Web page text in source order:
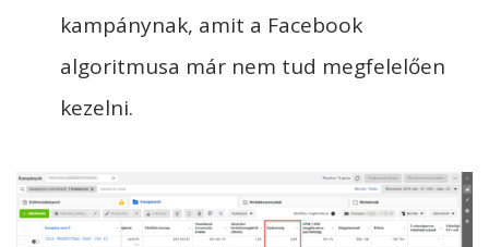
kampánynak, amit a Facebook
algoritmusa már nem tud megfelelően
kezelni.